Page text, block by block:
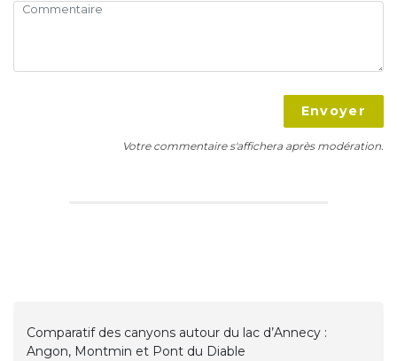
Envoyer
Votre commentaire s'affichera après modération.
Comparatif des canyons autour du lac d’Annecy :
Angon, Montmin et Pont du Diable